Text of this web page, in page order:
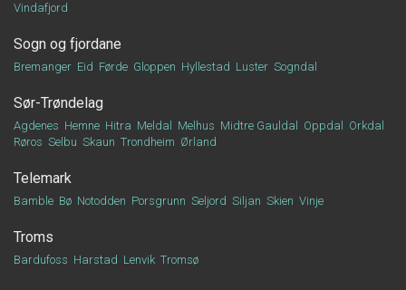
Vindafjord
Sogn og fjordane
Bremanger Eid Førde Gloppen Hyllestad Luster Sogndal
Sør-Trøndelag
Agdenes Hemne Hitra Meldal Melhus Midtre Gauldal Oppdal
Orkdal
Røros Selbu Skaun Trondheim Ørland
Telemark
Bamble Bø Notodden Porsgrunn Seljord Siljan Skien Vinje
Troms
Bardufoss Harstad Lenvik Tromsø